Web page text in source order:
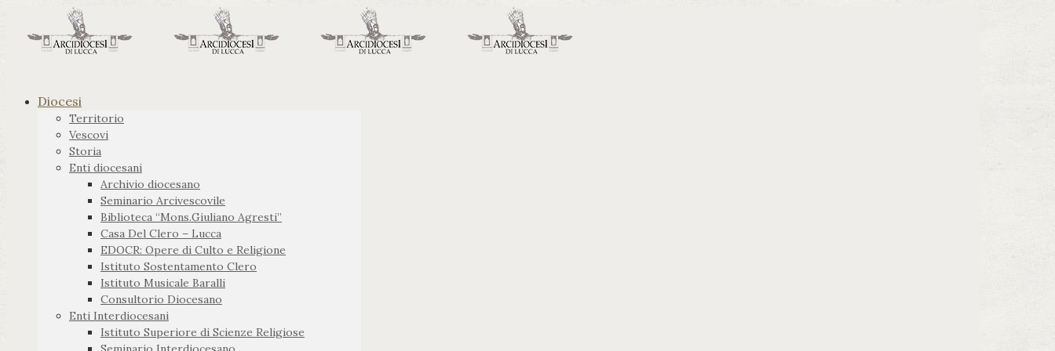
Diocesi
Territorio
Vescovi
Storia
Enti diocesani
Archivio diocesano
Seminario Arcivescovile
Biblioteca “Mons.Giuliano Agresti”
Casa Del Clero – Lucca
EDOCR: Opere di Culto e Religione
Istituto Sostentamento Clero
Istituto Musicale Baralli
Consultorio Diocesano
Enti Interdiocesani
Istituto Superiore di Scienze Religiose